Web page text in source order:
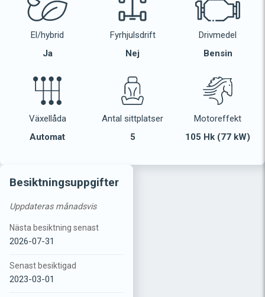
El/hybrid
Ja
Fyrhjulsdrift
Nej
Drivmedel
Bensin
Växellåda
Automat
Antal sittplatser
5
Motoreffekt
105 Hk (77 kW)
Besiktningsuppgifter
Uppdateras månadsvis
Nästa besiktning senast
2026-07-31
Senast besiktigad
2023-03-01